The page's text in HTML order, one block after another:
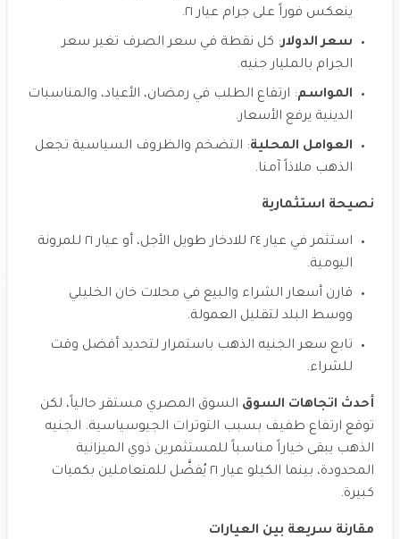
ينعكس فوراً على جرام عيار ٢١.
سعر الدولار: كل نقطة في سعر الصرف تغير سعر
الجرام بالمليار جنيه.
المواسم: ارتفاع الطلب في رمضان، الأعياد، والمناسبات
الدينية يرفع الأسعار.
العوامل المحلية: التضخم والظروف السياسية تجعل
الذهب ملاذاً آمنا.
نصيحة استثمارية
استثمر في عيار ٢٤ للادخار طويل الأجل، أو عيار ٢١ للمرونة
اليومية.
قارن أسعار الشراء والبيع في محلات خان الخليلي
ووسط البلد لتقليل العمولة.
تابع سعر الجنيه الذهب باستمرار لتحديد أفضل وقت
للشراء.
أحدث اتجاهات السوق السوق المصري مستقر حالياً، لكن
توقع ارتفاع طفيف بسبب التوترات الجيوسياسية. الجنيه
الذهب يبقى خياراً مناسباً للمستثمرين ذوي الميزانية
المحدودة، بينما الكيلو عيار ٢١ يُفضَّل للمتعاملين بكميات
كبيرة.
مقارنة سريعة بين العيارات